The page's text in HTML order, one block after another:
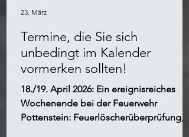
Termine, die Sie sich
unbedingt im Kalender
vormerken sollten!
18./19. April 2026: Ein ereignisreiches
Wochenende bei der Feuerwehr
Pottenstein: Feuerlöscherüberprüfung,
23. März